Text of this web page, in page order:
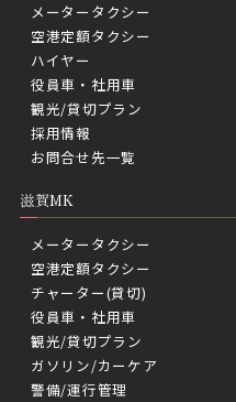
メータータクシー
空港定額タクシー
ハイヤー
役員車・社用車
観光/貸切プラン
採用情報
お問合せ先一覧
滋賀MK
メータータクシー
空港定額タクシー
チャーター(貸切)
役員車・社用車
観光/貸切プラン
ガソリン/カーケア
警備/運行管理